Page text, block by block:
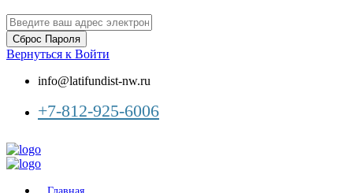
Сброс Пароля
Вернуться к Войти
info@latifundist-nw.ru
+7-812-925-6006